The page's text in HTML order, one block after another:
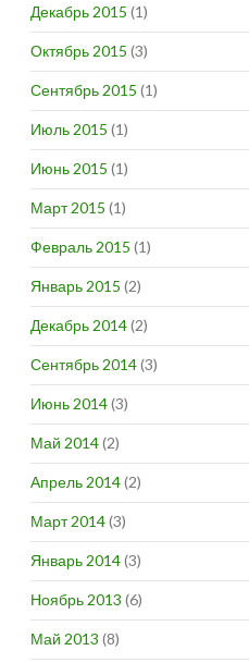
Декабрь 2015 (1)
Октябрь 2015 (3)
Сентябрь 2015 (1)
Июль 2015 (1)
Июнь 2015 (1)
Март 2015 (1)
Февраль 2015 (1)
Январь 2015 (2)
Декабрь 2014(2)
Сентябрь 2014(3)
Июнь 2014(3)
Май 2014(2)
Апрель 2014(2)
Март 2014(3)
Январь 2014(3)
Ноябрь 2013 (6)
Май 2013 (8)